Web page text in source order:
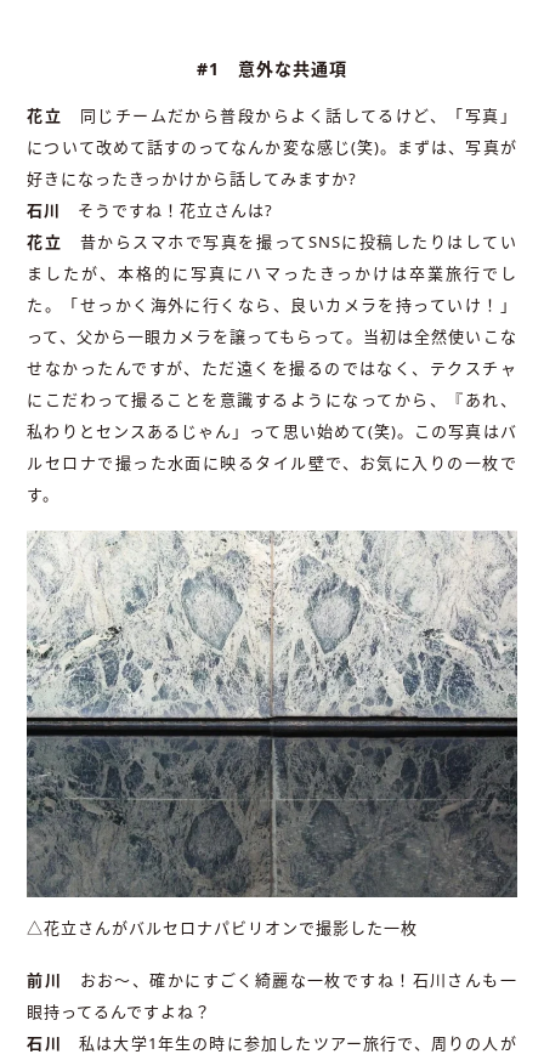
#1 意外な共通項
花立
同じチームだから普段からよく話してるけど、「写真」
について改めて話すのってなんか変な感じ(笑)。まずは、写真が
好きになったきっかけから話してみますか?
石川
そうですね！花立さんは?
花立
昔からスマホで写真を撮ってSNSに投稿したりはしてい
ましたが、本格的に写真にハマったきっかけは卒業旅行でし
た。「せっかく海外に行くなら、良いカメラを持っていけ！」
って、父から一眼カメラを譲ってもらって。当初は全然使いこな
せなかったんですが、ただ遠くを撮るのではなく、テクスチャ
にこだわって撮ることを意識するようになってから、『あれ、
私わりとセンスあるじゃん」って思い始めて(笑)。この写真はバ
ルセロナで撮った水面に映るタイル壁で、お気に入りの一枚で
す。
△花立さんがバルセロナパビリオンで撮影した一枚
前川
おお〜、確かにすごく綺麗な一枚ですね！石川さんも一
眼持ってるんですよね？
石川 私は大学1年生の時に参加したツアー旅行で、周りの人が